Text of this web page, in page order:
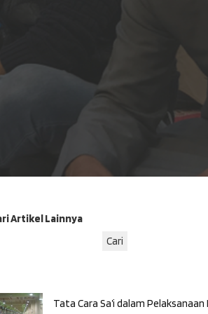
Artikel Lainnya
Cari
Tata Cara Sa’i dalam Pelaksanaan